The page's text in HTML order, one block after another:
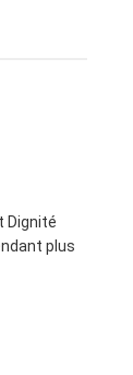
Dignité
plus